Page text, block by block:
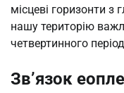
місцеві горизонти
нашу територію
четвертинного
Зв’язок